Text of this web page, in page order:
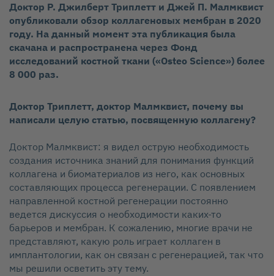
Доктор Р. Джилберт Триплетт и Джей П. Малмквист
опубликовали обзор коллагеновых мембран в 2020
году. На данный момент эта публикация была
скачана и распространена через Фонд
исследований костной ткани («Osteo Science») более
8 000 раз.
Доктор Триплетт, доктор Малмквист, почему вы
написали целую статью, посвященную коллагену?
Доктор Малмквист: я видел острую необходимость
создания источника знаний для понимания функций
коллагена и биоматериалов из него, как основных
составляющих процесса регенерации. С появлением
направленной костной регенерации постоянно
ведется дискуссия о необходимости каких‑то
барьеров и мембран. К сожалению, многие врачи не
представляют, какую роль играет коллаген в
имплантологии, как он связан с регенерацией, так что
мы решили осветить эту тему.